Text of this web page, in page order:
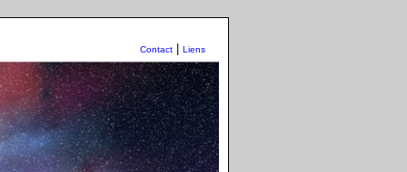
Contact Liens